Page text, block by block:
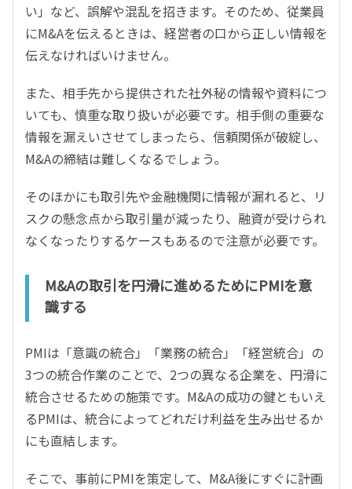
い」など、誤解や混乱を招きます。そのため、従業員
にM&Aを伝えるときは、経営者の口から正しい情報を
伝えなければいけません。
また、相手先から提供された社外秘の情報や資料につ
いても、慎重な取り扱いが必要です。相手側の重要な
情報を漏えいさせてしまったら、信頼関係が破綻し、
M&Aの締結は難しくなるでしょう。
そのほかにも取引先や金融機関に情報が漏れると、リ
スクの懸念点から取引量が減ったり、融資が受けられ
なくなったりするケースもあるので注意が必要です。
M&Aの取引を円滑に進めるためにPMIを意
識する
PMIは「意識の統合」「業務の統合」「経営統合」の
3つの統合作業のことで、2つの異なる企業を、円滑に
統合させるための施策です。M&Aの成功の鍵ともいえ
るPMIは、統合によってどれだけ利益を生み出せるか
にも直結します。
そこで、事前にPMIを策定して、M&A後にすぐに計画